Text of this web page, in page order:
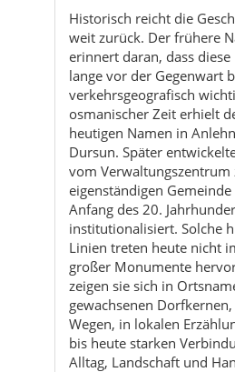
Historisch reicht die
weit zurück. Der frühere
erinnert daran, dass diese
lange vor der Gegenwart
verkehrsgeografisch
osmanischer Zeit erhielt
heutigen Namen in
Dursun. Später
vom Verwaltungszentrum
eigenständigen
Anfang des 20.
institutionalisiert. Solche
Linien treten heute nicht
großer Monumente
zeigen sie sich in
gewachsenen
Wegen, in lokalen
bis heute starken
Alltag, Landschaft und